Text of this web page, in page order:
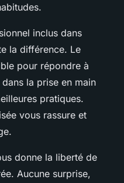
inclus dans
la différence. Le
pour répondre à
la prise en main
pratiques.
vous rassure et
donne la liberté de
Aucune surprise,